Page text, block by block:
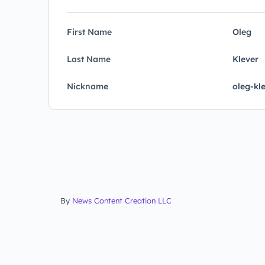
First Name Oleg
Last Name Klever
Nickname oleg-
By News Content Creation LLC